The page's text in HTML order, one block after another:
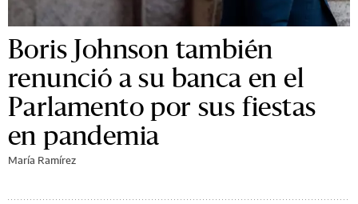
Boris Johnson también
renunció a su banca en el
Parlamento por sus fiestas
en pandemia
María Ramírez